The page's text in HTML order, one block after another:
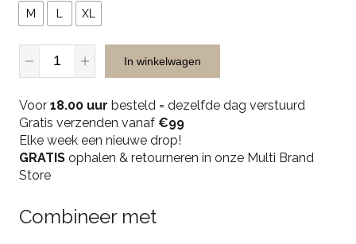
M XL
Casual
Cap
Luxury
-
Olive
quantity
In winkelwagen
Voor 18.00 uur besteld = dezelfde dag verstuurd
Gratis verzenden vanaf €99
Elke week een nieuwe drop!
GRATIS ophalen & retourneren in onze Multi Brand
Store
Combineer met